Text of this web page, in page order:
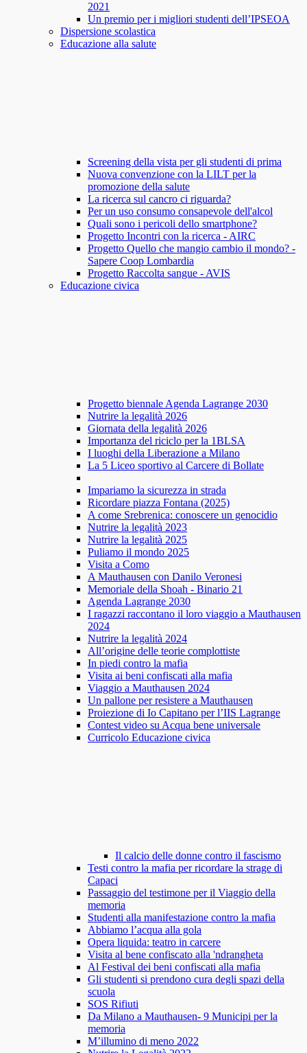
2021
Un premio per i migliori studenti dell’IPSEOA
Dispersione scolastica
Educazione alla salute
Screening della vista per gli studenti di prima
Nuova convenzione con la LILT per la
promozione della salute
La ricerca sul cancro ci riguarda?
Per un uso consumo consapevole dell'alcol
Quali sono i pericoli dello smartphone?
Progetto Incontri con la ricerca - AIRC
Progetto Quello che mangio cambio il mondo? -
Sapere Coop Lombardia
Progetto Raccolta sangue - AVIS
Educazione civica
Progetto biennale Agenda Lagrange 2030
Nutrire la legalità 2026
Giornata della legalità 2026
Importanza del riciclo per la 1BLSA
I luoghi della Liberazione a Milano
La 5 Liceo sportivo al Carcere di Bollate
Impariamo la sicurezza in strada
Ricordare piazza Fontana (2025)
A come Srebrenica: conoscere un genocidio
Nutrire la legalità 2023
Nutrire la legalità 2025
Puliamo il mondo 2025
Visita a Como
A Mauthausen con Danilo Veronesi
Memoriale della Shoah - Binario 21
Agenda Lagrange 2030
I ragazzi raccontano il loro viaggio a Mauthausen
2024
Nutrire la legalità 2024
All’origine delle teorie complottiste
In piedi contro la mafia
Visita ai beni confiscati alla mafia
Viaggio a Mauthausen 2024
Un pallone per resistere a Mauthausen
Proiezione di Io Capitano per l’IIS Lagrange
Contest video su Acqua bene universale
Curricolo Educazione civica
Il calcio delle donne contro il fascismo
Testi contro la mafia per ricordare la strage di
Capaci
Passaggio del testimone per il Viaggio della
memoria
Studenti alla manifestazione contro la mafia
Abbiamo l’acqua alla gola
Opera liquida: teatro in carcere
Visita al bene confiscato alla 'ndrangheta
Al Festival dei beni confiscati alla mafia
Gli studenti si prendono cura degli spazi della
scuola
SOS Rifiuti
Da Milano a Mauthausen- 9 Municipi per la
memoria
M’illumino di meno 2022